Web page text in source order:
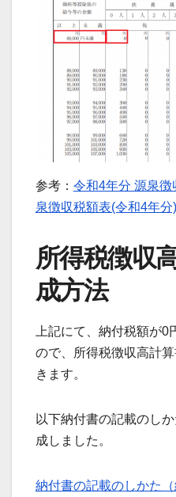
参考： 令和4年分 源泉徴
泉徴収税額表(令和4年分)
所得税徴収
成方法
上記にて、納付税額が
ので、所得税徴収高計
きます。
以下納付書の記載のし
成しました。
納付書の記載のしかた